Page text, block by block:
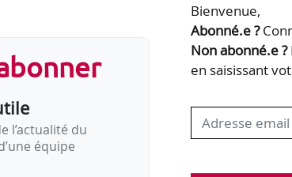
Nièvre, Saône-et-Loire, Yonne et
l’actualité du
équipe
Bienvenue,
Abonné.e ?
Non abonné.e ?
en saisissant